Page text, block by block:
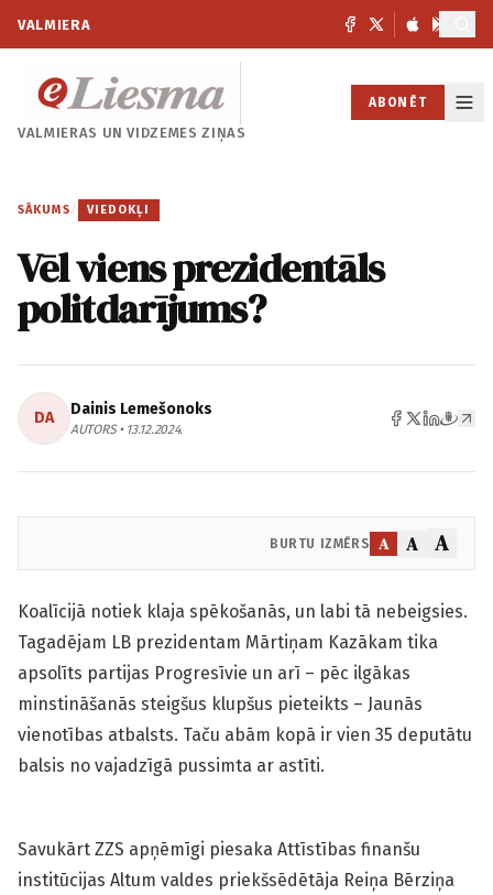
VALMIERA
VALMIERAS UNVIDZEMES ZIŅAS
ABONĒT
SĀKUMS / VIEDOKĻI
Vēl viens prezidentāls
politdarījums?
DA Dainis Lemešonoks
AUTORS • 13.12.2024.
BURTU IZMĒRS A A A
Koalīcijā notiek klaja spēkošanās, un labi tā nebeigsies.
Tagadējam LB prezidentam Mārtiņam Kazākam tika
apsolīts partijas Progresīvie un arī – pēc ilgākas
minstināšanās steigšus klupšus pieteikts – Jaunās
vienotības atbalsts. Taču abām kopā ir vien 35 deputātu
balsis no vajadzīgā pussimta ar astīti.
Savukārt ZZS apņēmīgi piesaka Attīstības finanšu
institūcijas Altum valdes priekšsēdētāja Reiņa Bērziņa